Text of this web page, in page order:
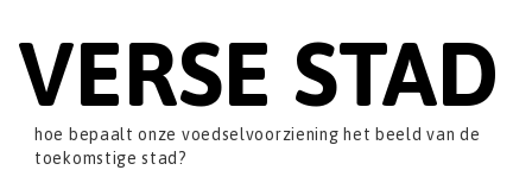
VERSE STAD
hoe bepaalt onze voedselvoorziening het beeld van de
toekomstige stad?